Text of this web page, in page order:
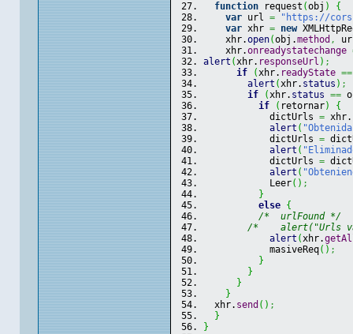
function request (obj )
{
var url =
"https://cors-
var xhr = new
xhr.open(obj.method ,
xhr.onreadystatechange
alert (xhr. responseUrl ) ;
if
(xhr. readyState ==
alert (xhr. status ) ;
if
(xhr. status ==
if
( retornar)
{
dictUrls = xhr.
alert (
dictUrls =
alert (
dictUrls =
alert (
Leer( ) ;
}
else {
/*  urlFound */
/*    alert("Urls
alert (xhr.
masiveReq( ) ;
}
}
}
}
xhr. send ( ) ;
}
}